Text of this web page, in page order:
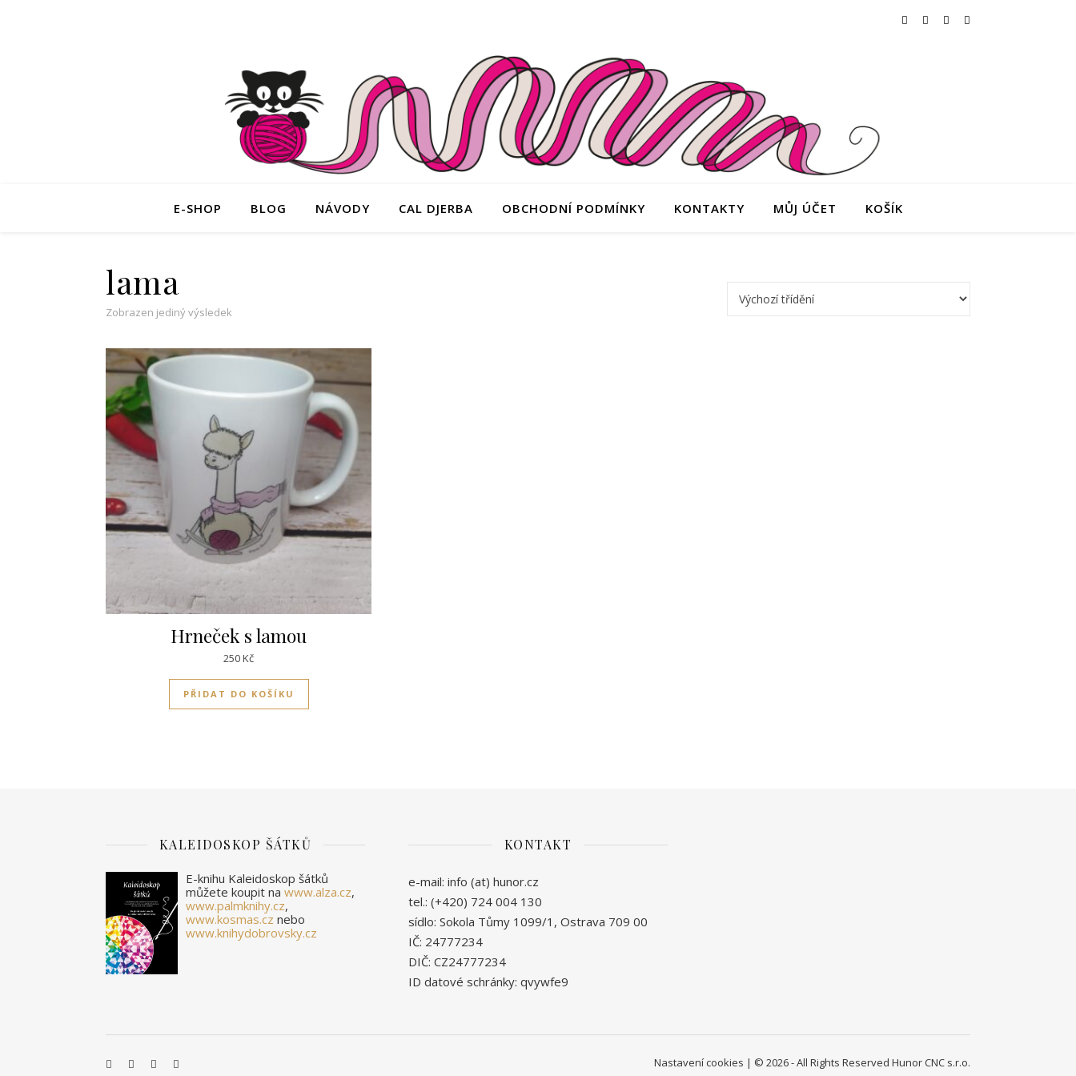
E-SHOP BLOG NÁVODY CAL DJERBA OBCHODNÍ PODMÍNKY KONTAKTY MŮJ ÚČET KOŠÍK
lama
Zobrazen jediný výsledek
Hrneček s lamou
250Kč
PŘIDAT DO KOŠÍKU
KALEIDOSKOP ŠÁTKŮ
E-knihu Kaleidoskop šátků
můžete koupit na www.alza.cz,
www.palmknihy.cz,
www.kosmas.cz nebo
www.knihydobrovsky.cz
KONTAKT
e-mail: info (at) hunor.cz
tel.: (+420) 724 004 130
sídlo: Sokola Tůmy 1099/1, Ostrava 709 00
IČ: 24777234
DIČ: CZ24777234
ID datové schránky: qvywfe9
Nastavení cookies | © 2026 - All Rights Reserved Hunor CNC s.r.o.